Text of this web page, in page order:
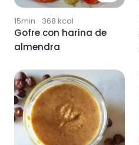
15min · 368 kcal
Gofre con harina de
almendra